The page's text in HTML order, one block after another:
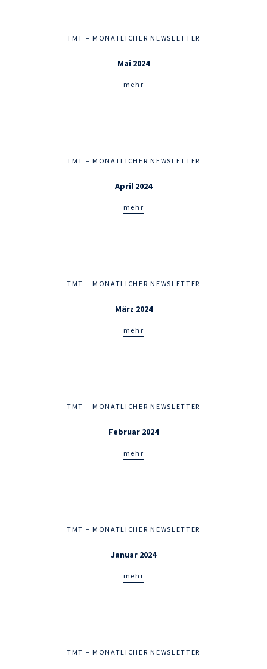
TMT – MONATLICHER NEWSLETTER
Mai 2024
mehr
TMT – MONATLICHER NEWSLETTER
April 2024
mehr
TMT – MONATLICHER NEWSLETTER
März 2024
mehr
TMT – MONATLICHER NEWSLETTER
Februar 2024
mehr
TMT – MONATLICHER NEWSLETTER
Januar 2024
mehr
TMT – MONATLICHER NEWSLETTER